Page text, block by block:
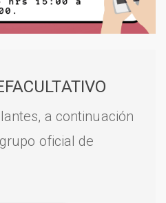
a continuación
oficial de